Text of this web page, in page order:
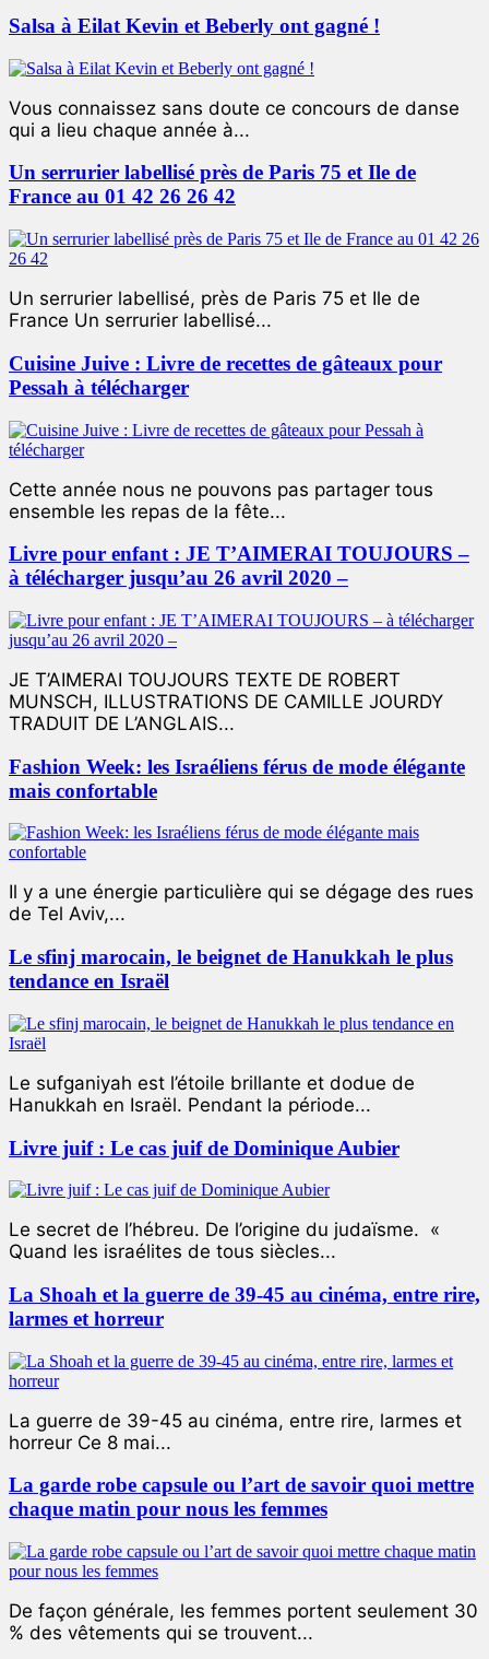
Salsa à Eilat Kevin et Beberly ont gagné !
Vous connaissez sans doute ce concours de danse
qui a lieu chaque année à...
Un serrurier labellisé près de Paris 75 et Ile de
France au 01 42 26 26 42
Un serrurier labellisé, près de Paris 75 et Ile de
France Un serrurier labellisé...
Cuisine Juive : Livre de recettes de gâteaux pour
Pessah à télécharger
Cette année nous ne pouvons pas partager tous
ensemble les repas de la fête...
Livre pour enfant : JE T’AIMERAI TOUJOURS –
à télécharger jusqu’au 26 avril 2020 –
JE T’AIMERAI TOUJOURS TEXTE DE ROBERT
MUNSCH, ILLUSTRATIONS DE CAMILLE JOURDY
TRADUIT DE L’ANGLAIS...
Fashion Week: les Israéliens férus de mode élégante
mais confortable
Il y a une énergie particulière qui se dégage des rues
de Tel Aviv,...
Le sfinj marocain, le beignet de Hanukkah le plus
tendance en Israël
Le sufganiyah est l’étoile brillante et dodue de
Hanukkah en Israël. Pendant la période...
Livre juif : Le cas juif de Dominique Aubier
Le secret de l’hébreu. De l’origine du judaïsme. «
Quand les israélites de tous siècles...
La Shoah et la guerre de 39-45 au cinéma, entre rire,
larmes et horreur
La guerre de 39-45 au cinéma, entre rire, larmes et
horreur Ce 8 mai...
La garde robe capsule ou l’art de savoir quoi mettre
chaque matin pour nous les femmes
De façon générale, les femmes portent seulement 30
% des vêtements qui se trouvent...